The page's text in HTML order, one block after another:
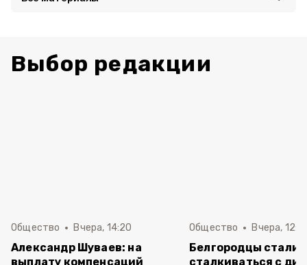
Выбор редакции
Общество Вчера, 14:20
Александр Шуваев: на
выплату компенсаций
Общество Вчера,
Белгородцы стали
сталкиваться с